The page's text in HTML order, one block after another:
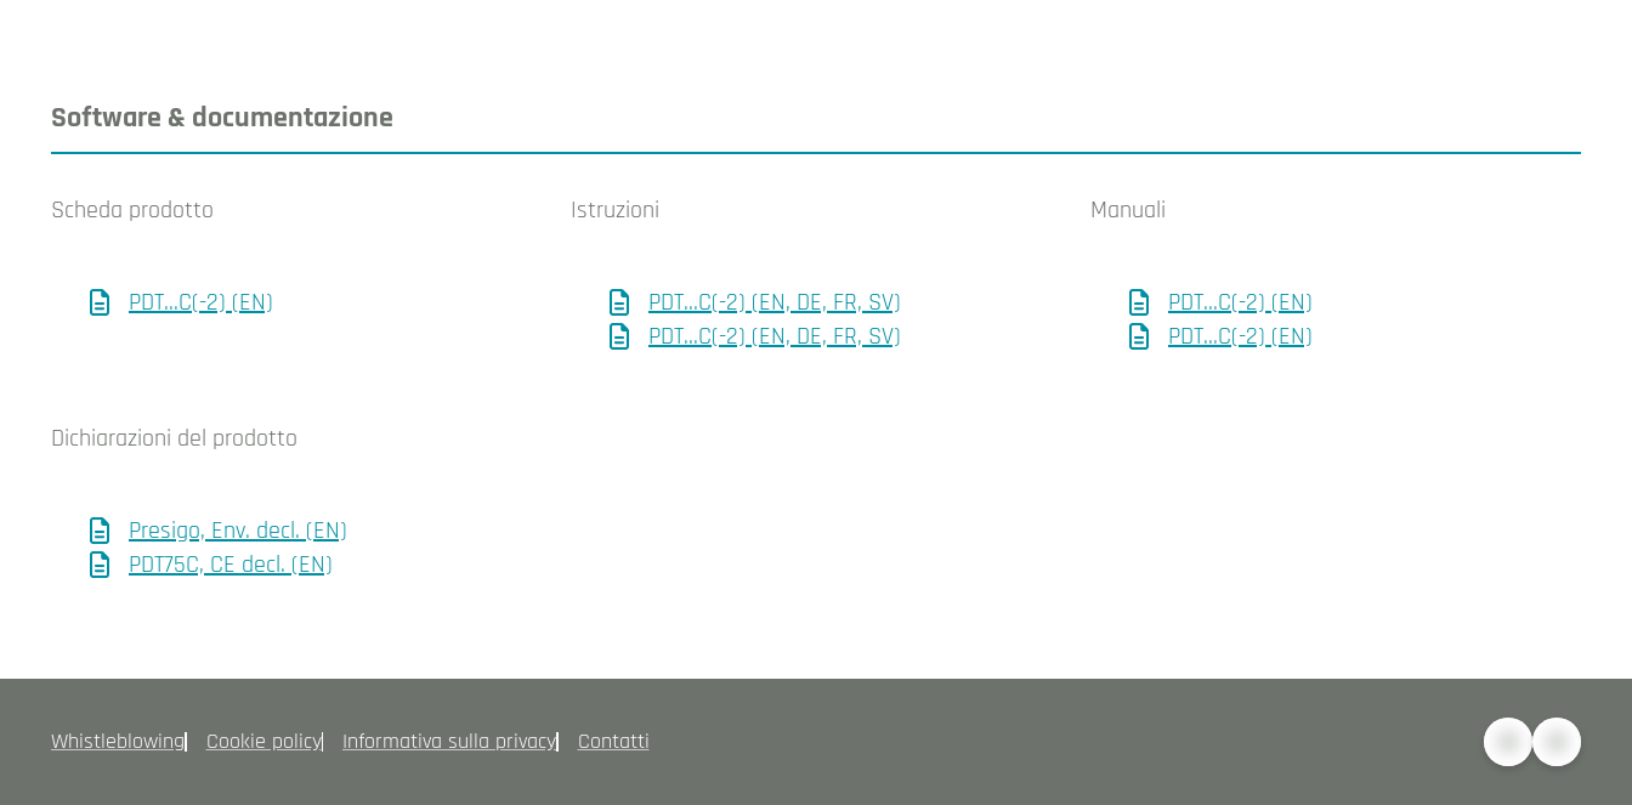
Software & documentazione
Scheda prodotto
PDT...C(-2) (EN)
Istruzioni
PDT...C(-2) (EN, DE, FR, SV)
PDT...C(-2) (EN, DE, FR, SV)
Manuali
PDT...C(-2) (EN)
PDT...C(-2) (EN)
Dichiarazioni del prodotto
Presigo, Env. decl. (EN)
PDT75C, CE decl. (EN)
Whistleblowing Cookie policy Informativa sulla privacy Contatti